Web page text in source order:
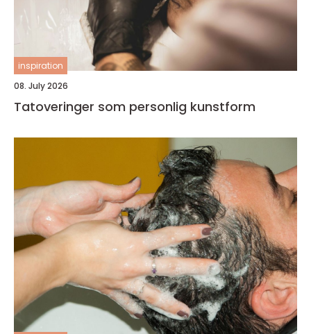
inspiration
08. July 2026
Tatoveringer som personlig kunstform